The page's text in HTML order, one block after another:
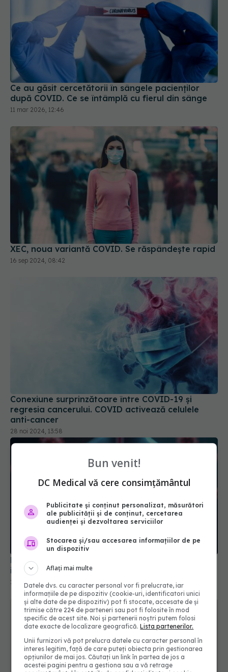
Ce au găsit cercetătorii în sângele pacienților
după COVID. Ce se întâmplă cu fierul din sânge
11 mar 2026, 12:46
XEC, noua variantă COVID. Se răspândește rapid
16 sep 2024, 08:42
Conexiune surprinzătoare între COVID-19 și
regresia cancerului. COVID activează celulele
NB.1.8.1, noua variantă COVID care stimulează
infecțiile. Care sunt simptomele
28 mai 2025, 17:14
Bun venit!
DC Medical vă cere consimțământul
Publicitate și conținut personalizat, măsurători
ale publicității și de conținut, cercetarea
audienței și dezvoltarea serviciilor
Stocarea și/sau accesarea informațiilor de pe
un dispozitiv
Aflați mai multe
Datele dvs. cu caracter personal vor fi prelucrate, iar
informațiile de pe dispozitiv (cookie-uri, identificatori unici
și alte date de pe dispozitiv) pot fi stocate, accesate de și
trimise către 224 de parteneri sau pot fi folosite în mod
specific de acest site. Noi și partenerii noștri putem folosi
date exacte de localizare geografică.Lista partenerilor.
Unii furnizori vă pot prelucra datele cu caracter personal în
interes legitim, față de care puteți obiecta prin gestionarea
opțiunilor de mai jos. Căutați un link în partea de jos a
acestei pagini pentru a gestiona sau a vă retrage